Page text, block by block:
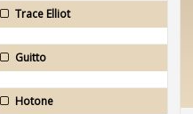
Trace Elliot
Guitto
Hotone